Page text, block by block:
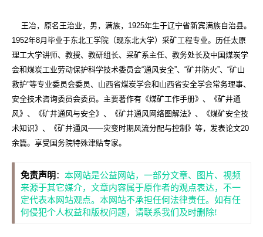
王冶，原名王治业，男，满族，1925年生于辽宁省新宾满族自治县。
1952年8月毕业于东北工学院（现东北大学）采矿工程专业。历任太原
理工大学讲师、教授、教研组长、采矿系主任、教务处长及中国煤炭学
会和煤炭工业劳动保护科学技术委员会“通风安全”、“矿井防火”、“矿山
救护”等专业委员会委员、山西省煤炭学会和山西省安全学会常务理事、
安全技术咨询委员会委员。主要著作有《煤矿工作手册》、《矿井通
风》、《矿井通风与安全》、《矿井通风网络图解法》、《煤矿安全技
术知识》、《矿井通风——灾变时期风流分配与控制》等，发表论文20
余篇。享受国务院特殊津贴专家。
免责声明 ： 本网站是公益网站，一部分文章、图片、视频
来源于其它媒介，文章内容属于原作者的观点表达，不一
定代表本网站观点。本网站不承担任何法律责任。如有任
何侵犯个人权益和版权问题，请联系我们及时删除!